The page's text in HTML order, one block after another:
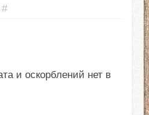
#
и оскорблений нет в